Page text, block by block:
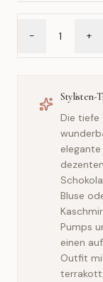
- +
Stylisten-
Die tiefe
elegante
Bluse
Pumps
einen
Outfit